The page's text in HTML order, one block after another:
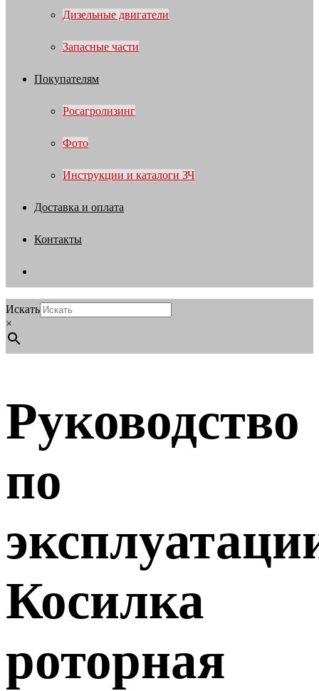
Дизельные двигатели
Запасные части
Покупателям
Росагролизинг
Фото
Инструкции и каталоги ЗЧ
Доставка и оплата
Контакты
Искать
×
Руководство
по
Косилка
роторная